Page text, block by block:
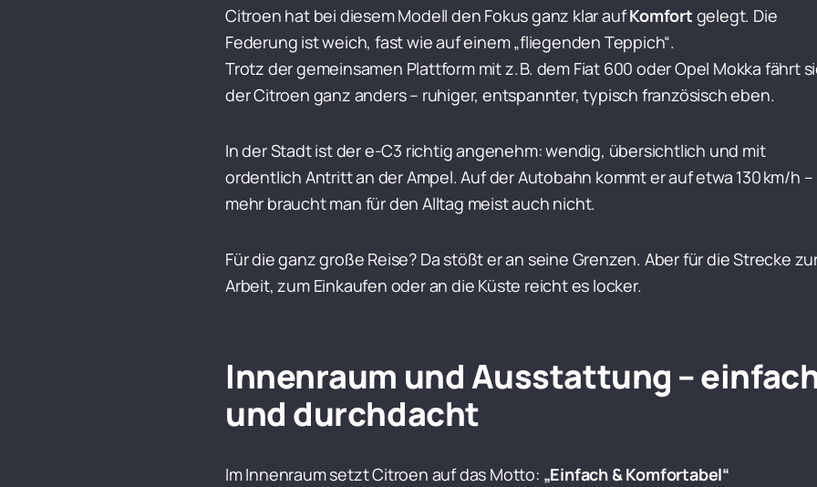
Citroen hat bei diesem Modell den Fokus ganz klar aufKomfort gelegt. Die
Federung ist weich, fast wie auf einem „fliegenden Teppich“.
Trotz der gemeinsamen Plattform mit z. B. dem Fiat 600 oder Opel Mokka fährt
der Citroen ganz anders – ruhiger, entspannter, typisch französisch eben.
In der Stadt ist der e-C3 richtig angenehm: wendig, übersichtlich und mit
ordentlich Antritt an der Ampel. Auf der Autobahn kommt er auf etwa 130 km/h –
mehr braucht man für den Alltag meist auch nicht.
Für die ganz große Reise? Da stößt er an seine Grenzen. Aber für die Strecke
Arbeit, zum Einkaufen oder an die Küste reicht es locker.
Innenraum und Ausstattung –
und durchdacht
Im Innenraum setzt Citroen auf das Motto: „Einfach & Komfortabel“